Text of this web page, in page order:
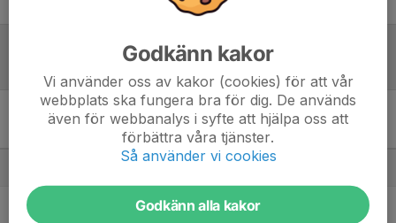
Division 6 Herr Mellersta
M
13 32
Godkänn kakor
Vi använder oss av kakor (cookies) för att vår
webbplats ska fungera bra för dig. De används
även för webbanalys i syfte att hjälpa oss att
förbättra våra tjänster.
Så använder vi cookies
Godkänn alla kakor